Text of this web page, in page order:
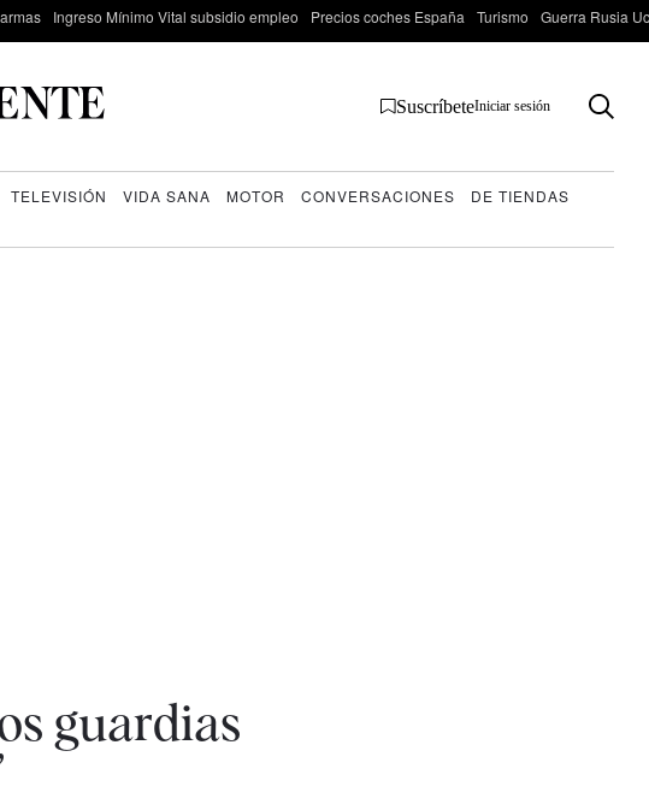
Ingreso Mínimo Vital subsidio empleo Precios coches España Turismo Guerra Rusia
SuscríbeteIniciar sesión
TELEVISIÓN VIDA SANA MOTOR CONVERSACIONES
DE TIENDAS
guardias